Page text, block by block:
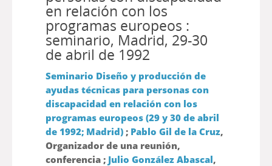
en relación con los
programas europeos :
seminario, Madrid, 29-30
de abril de 1992
Seminario Diseño y producción de
ayudas técnicas para personas con
discapacidad en relación con los
programas europeos (29 y 30 de abril
de 1992; Madrid); Pablo Gil de la Cruz,
Organizador de una reunión,
conferencia ; Julio González Abascal,